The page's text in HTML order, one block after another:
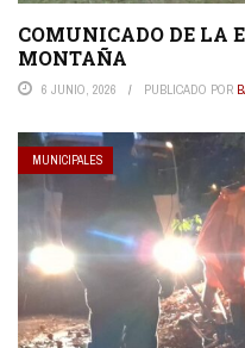
COMUNICADO DE LA
MONTAÑA
6 JUNIO, 2026 PUBLICADO POR
MUNICIPALES